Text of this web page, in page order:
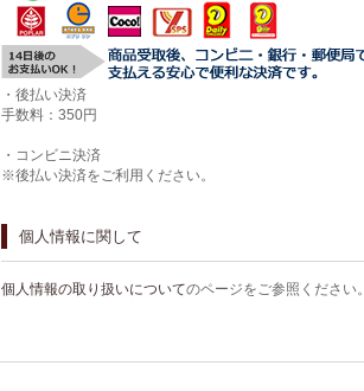
・後払い決済
手数料：350円
・コンビニ決済
※後払い決済をご利用ください。
個人情報に関して
個人情報の取り扱いについてのページをご参照ください。